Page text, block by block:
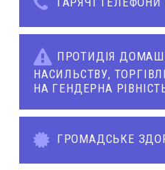
ПРОТИДІЯ
НАСИЛЬСТВУ,
НА ГЕНДЕРНА
ГРОМАДСЬКЕ